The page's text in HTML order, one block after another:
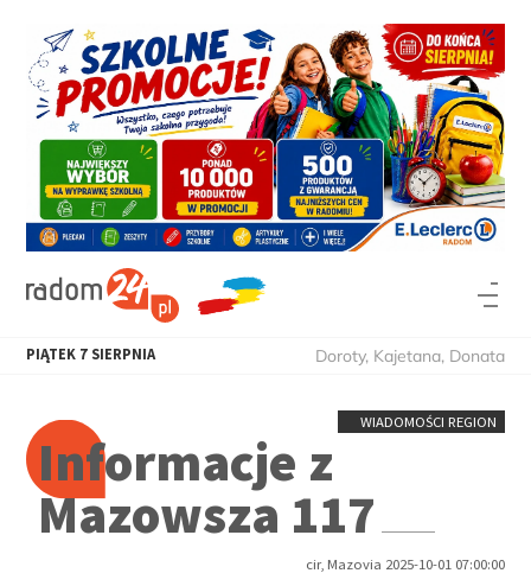
PIĄTEK 7 SIERPNIA Doroty, Kajetana, Donata
WIADOMOŚCI REGION
Informacje z
Mazowsza 117
cir, Mazovia 2025-10-01 07:00:00